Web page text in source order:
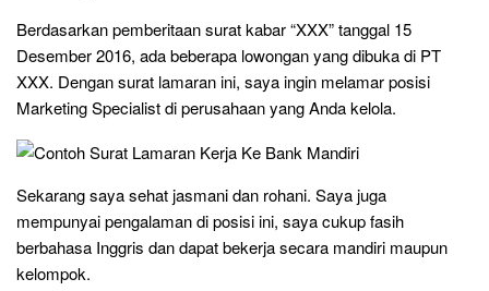
Berdasarkan pemberitaan surat kabar “XXX” tanggal 15
Desember 2016, ada beberapa lowongan yang dibuka di PT
XXX. Dengan surat lamaran ini, saya ingin melamar posisi
Marketing Specialist di perusahaan yang Anda kelola.
Sekarang saya sehat jasmani dan rohani. Saya juga
mempunyai pengalaman di posisi ini, saya cukup fasih
berbahasa Inggris dan dapat bekerja secara mandiri maupun
kelompok.